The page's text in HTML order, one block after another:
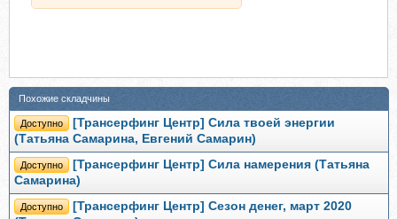
Похожие складчины
Доступно
[Трансерфинг Центр] Сила твоей энергии
(Татьяна Самарина, Евгений Самарин)
Доступно
[Трансерфинг Центр] Сила намерения (Татьяна
Самарина)
Доступно
[Трансерфинг Центр] Сезон денег, март 2020